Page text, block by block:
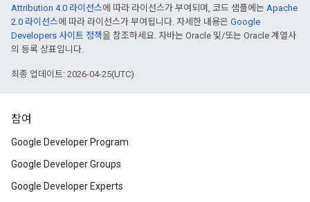
Attribution 4.0 라이선스에 따라 라이선스가 부여되며, 코드 샘플에는 Apache
2.0 라이선스에 따라 라이선스가 부여됩니다. 자세한 내용은 Google
Developers 사이트 정책을 참조하세요. 자바는 Oracle 및/또는 Oracle 계열사
의 등록 상표입니다.
최종 업데이트: 2026-04-25(UTC)
참여
Google Developer Program
Google Developer Groups
Google Developer Experts